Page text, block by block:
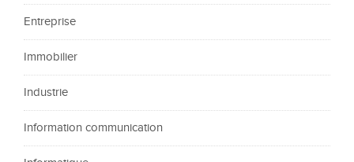
Entreprise
Immobilier
Industrie
Information communication